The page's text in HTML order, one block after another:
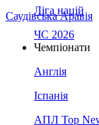
Саудівська Аравія
Ліга націй
ЧС 2026
Чемпіонати
Англія
Іспанія
АПЛ Top